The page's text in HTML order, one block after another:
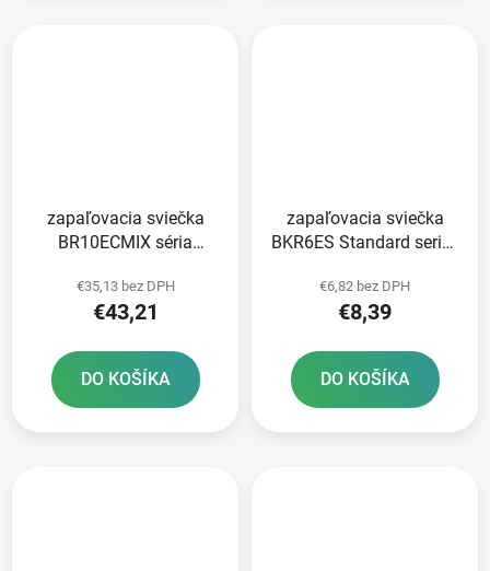
zapaľovacia sviečka
BR10ECMIX séria
€35,13 bez DPH
€43,21
DO KOŠÍKA
zapaľovacia sviečka
BKR6ES Standard series
€6,82 bez DPH
€8,39
DO KOŠÍKA